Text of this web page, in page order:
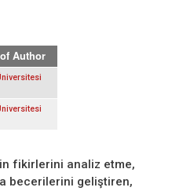
Author
fikirlerini analiz etme,
becerilerini geliştiren,